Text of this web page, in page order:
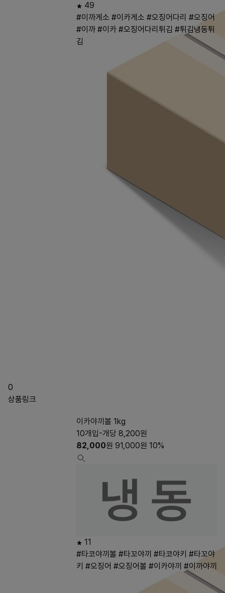
0
49
#이까게소 #이카게소 #오징어다리 #오징어
#이까 #이카 #오징어다리튀김 #튀김냉동튀
김
상품링크
이카야끼볼 1kg
10개입-개당 8,200원
82,000원 91,000원 10%
11
#타코야끼볼 #타꼬야끼 #타코야키 #타꼬야
키 #오징어 #오징어볼 #이카야끼 #이까야끼